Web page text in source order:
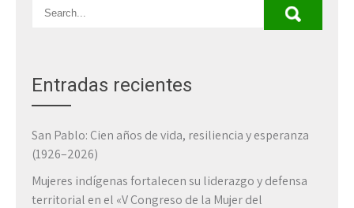
Entradas recientes
San Pablo: Cien años de vida, resiliencia y esperanza
(1926–2026)
Mujeres indígenas fortalecen su liderazgo y defensa
territorial en el «V Congreso de la Mujer del